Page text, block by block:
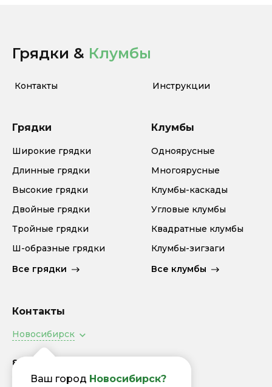
Грядки & Клумбы
Контакты Инструкции
Грядки
Широкие грядки
Длинные грядки
Высокие грядки
Двойные грядки
Тройные грядки
Ш-образные грядки
Все грядки
Клумбы
Одноярусные
Многоярусные
Клумбы-каскады
Угловые клумбы
Квадратные клумбы
Клумбы-зигзаги
Все клумбы
Контакты
Новосибирск
Ваш город Новосибирск?
8 (800) 505-94-92
Заказать звонок